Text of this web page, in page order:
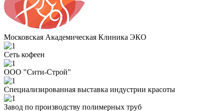
Московская Академическая Клиника ЭКО
Сеть кофеен
ООО "Сити-Строй"
Специализированная выставка индустрии красоты
Завод по производству полимерных труб